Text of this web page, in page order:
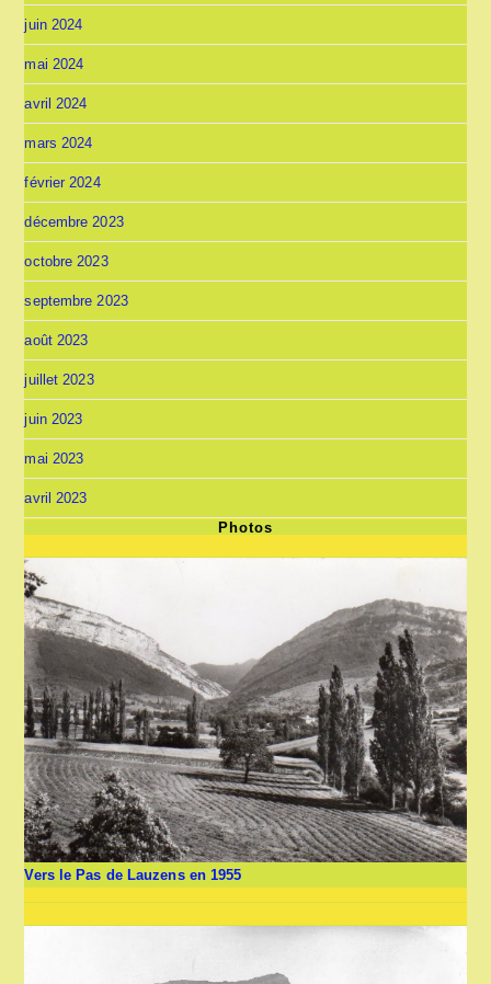
juin 2024
mai 2024
avril 2024
mars 2024
février 2024
décembre 2023
octobre 2023
septembre 2023
août 2023
juillet 2023
juin 2023
mai 2023
avril 2023
Photos
Vers le Pas de Lauzens en 1955